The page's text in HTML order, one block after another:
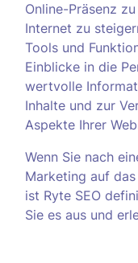
Online-Präsenz
Internet zu
Tools und
Einblicke in die
wertvolle
Inhalte und zur
Aspekte Ihrer
Wenn Sie nach
Marketing auf
ist Ryte SEO
Sie es aus und